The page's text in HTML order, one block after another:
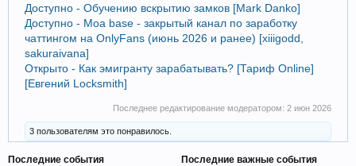
Доступно - Обучению вскрытию замков [Mark Danko]
Доступно - Moa base - закрытый канал по заработку
чаттингом на OnlyFans (июнь 2026 и ранее) [xiiigodd,
sakuraivana]
Открыто - Как эмигранту зарабатывать? [Тариф Online]
[Евгений Locksmith]
Последнее редактирование модератором: 2 июн 2026
3 пользователям это понравилось.
Последние события
Последние важные события